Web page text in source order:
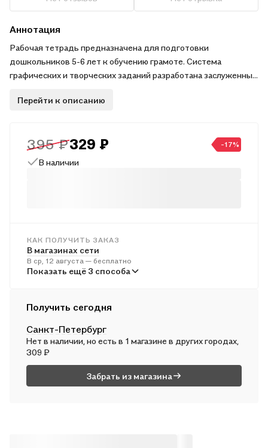
Аннотация
Рабочая тетрадь предназначена для подготовки
дошкольников 5-6 лет к обучению грамоте. Система
графических и творческих заданий разработана заслуженным
педагогических наук В. А. Илюхиной.
организовать занятия с детьми с учётом их возраста и
индивидуальных особенностей.
Перейти к описанию
395 ₽329 ₽ -17%
В наличии
КАК ПОЛУЧИТЬ ЗАКАЗ
В магазинах сети
В ср, 12 августа — бесплатно
В пунктах выдачи
В ср, 12 августа — от 312 ₽
Почтой России
В чт, 13 августа — от 499 ₽
Показать ещё 3 способа
Получить сегодня
Санкт-Петербург
Нет в наличии, но есть в 1 магазине в других городах,
309 ₽
Забрать из магазина